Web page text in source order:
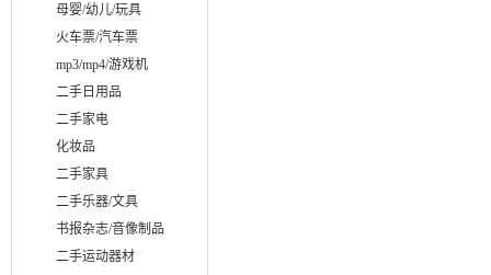
母婴/幼儿/玩具
火车票/汽车票
mp3/mp4/游戏机
二手日用品
二手家电
化妆品
二手家具
二手乐器/文具
书报杂志/音像制品
二手运动器材